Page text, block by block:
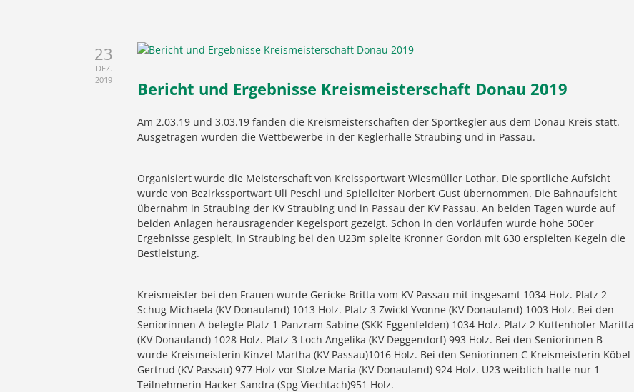
23
DEZ.
2019
Bericht und Ergebnisse Kreismeisterschaft Donau 2019
Am 2.03.19 und 3.03.19 fanden die Kreismeisterschaften der Sportkegler aus dem Donau Kreis statt.
Ausgetragen wurden die Wettbewerbe in der Keglerhalle Straubing und in Passau.
Organisiert wurde die Meisterschaft von Kreissportwart Wiesmüller Lothar. Die sportliche Aufsicht
wurde von Bezirkssportwart Uli Peschl und Spielleiter Norbert Gust übernommen. Die Bahnaufsicht
übernahm in Straubing der KV Straubing und in Passau der KV Passau. An beiden Tagen wurde auf
beiden Anlagen herausragender Kegelsport gezeigt. Schon in den Vorläufen wurde hohe 500er
Ergebnisse gespielt, in Straubing bei den U23m spielte Kronner Gordon mit 630 erspielten Kegeln die
Bestleistung.
Kreismeister bei den Frauen wurde Gericke Britta vom KV Passau mit insgesamt 1034 Holz. Platz 2
Schug Michaela (KV Donauland) 1013 Holz. Platz 3 Zwickl Yvonne (KV Donauland) 1003 Holz. Bei den
Seniorinnen A belegte Platz 1 Panzram Sabine (SKK Eggenfelden) 1034 Holz. Platz 2 Kuttenhofer Maritta
(KV Donauland) 1028 Holz. Platz 3 Loch Angelika (KV Deggendorf) 993 Holz. Bei den Seniorinnen B
wurde Kreismeisterin Kinzel Martha (KV Passau)1016 Holz. Bei den Seniorinnen C Kreismeisterin Köbel
Gertrud (KV Passau) 977 Holz vor Stolze Maria (KV Donauland) 924 Holz. U23 weiblich hatte nur 1
Teilnehmerin Hacker Sandra (Spg Viechtach)951 Holz.